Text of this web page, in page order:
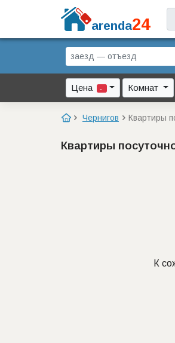
arenda24
Цена - Комнат
Чернигов Квартиры
Квартиры
К